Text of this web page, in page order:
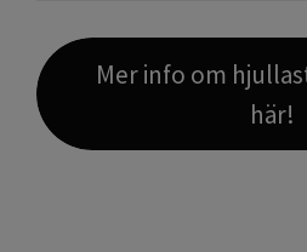
Mer info om
här!